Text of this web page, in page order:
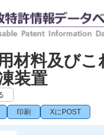
材料及びこ
装置
印刷 XにPOST